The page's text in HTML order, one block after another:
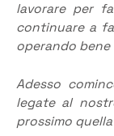
lavorare per
continuare a
operando
Adesso
legate al
prossimo